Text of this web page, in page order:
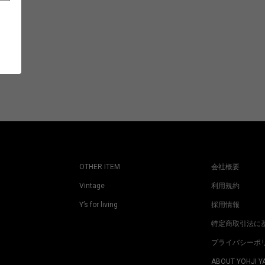
OTHER ITEM
Vintage
Y’s for living
会社概要
利用規約
採用情報
特定商取引法に
プライバシーポ
ABOUT YOHJI